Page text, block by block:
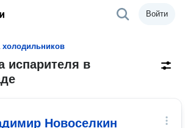
Войти
холодильников
испарителя в
Новоселкин